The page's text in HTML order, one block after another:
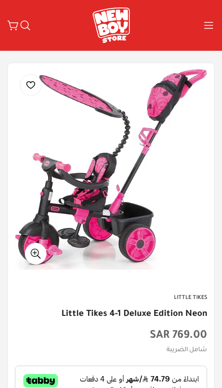
LITTLE TIKES
Little Tikes 4-1 Deluxe Edition Neon
السعر
الأصلي
769.00 SAR
شامل الضريبة